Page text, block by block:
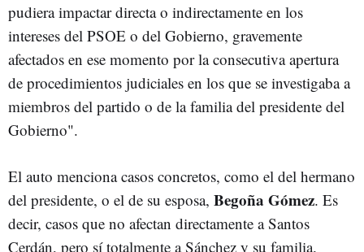
pudiera impactar directa o indirectamente en los
intereses del PSOE o del Gobierno, gravemente
afectados en ese momento por la consecutiva apertura
de procedimientos judiciales en los que se investigaba a
miembros del partido o de la familia del presidente del
Gobierno".
El auto menciona casos concretos, como el del hermano
del presidente, o el de su esposa, Begoña Gómez. Es
decir, casos que no afectan directamente a Santos
Cerdán, pero sí totalmente a Sánchez y su familia.